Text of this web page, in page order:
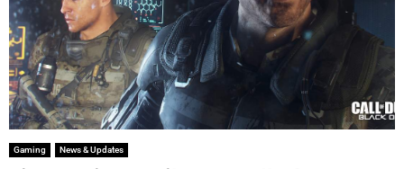
Gaming News & Updates